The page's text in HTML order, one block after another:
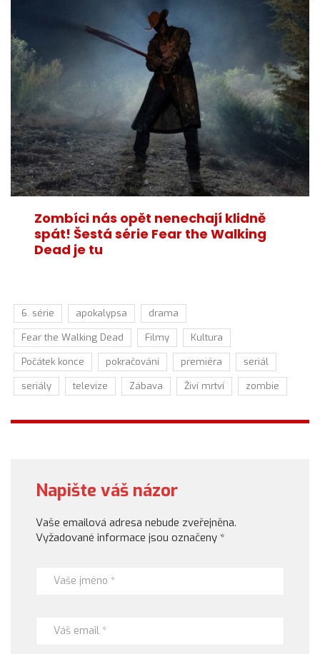
Zombíci nás opět nenechají klidně
spát! Šestá série Fear the Walking
Dead je tu
6. série apokalypsa
drama
Fear the Walking Dead
Filmy
Kultura
Počátek konce
pokračování premiéra
seriál
seriály
televize Zábava Živí mrtví zombie
Napište váš názor
Vaše emailová adresa nebude zveřejněna.
Vyžadované informace jsou označeny *